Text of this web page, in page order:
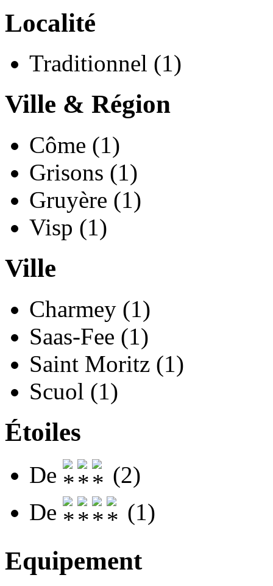
Localité
Traditionnel (1)
Ville & Région
Côme (1)
Grisons (1)
Gruyère (1)
Visp (1)
Ville
Charmey (1)
Saas-Fee (1)
Saint Moritz (1)
Scuol (1)
Étoiles
De
(2)
De
(1)
Equipement